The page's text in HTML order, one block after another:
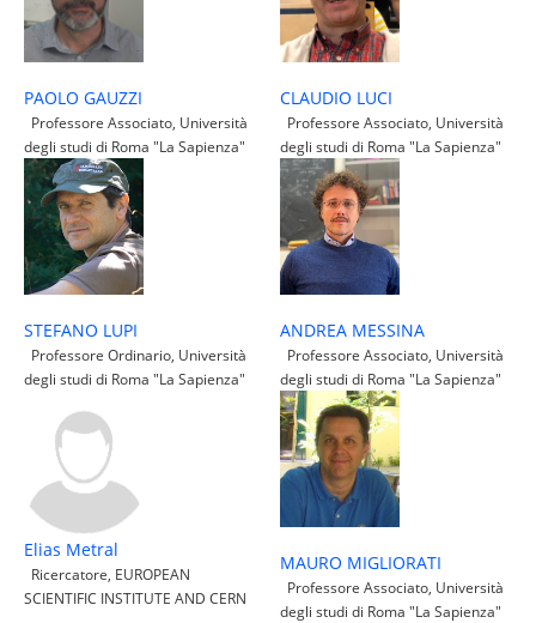
PAOLO GAUZZI
Professore Associato, Università
degli studi di Roma "La Sapienza"
CLAUDIO LUCI
Professore Associato, Università
degli studi di Roma "La Sapienza"
STEFANO LUPI
Professore Ordinario, Università
degli studi di Roma "La Sapienza"
ANDREA MESSINA
Professore Associato, Università
degli studi di Roma "La Sapienza"
Elias Metral
Ricercatore, EUROPEAN
SCIENTIFIC INSTITUTE AND CERN
MAURO MIGLIORATI
Professore Associato, Università
degli studi di Roma "La Sapienza"